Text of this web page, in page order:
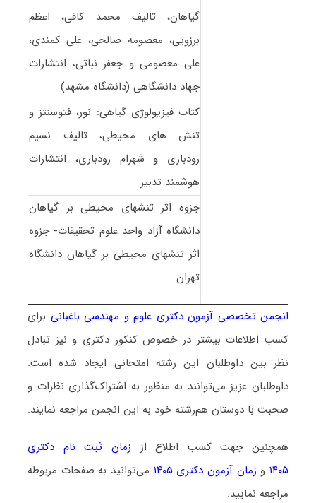
گیاهان، تالیف محمد کافی، اعظم
برزویی، معصومه صالحی، علی کمندی،
علی معصومی و جعفر نباتی، انتشارات
جهاد دانشگاهی (دانشگاه مشهد)
کتاب فیزیولوژی گیاهی: نور، فتوسنتز و
تنش های محیطی، تالیف نسیم
رودباری و شهرام رودباری، انتشارات
هوشمند تدبیر
جزوه اثر تنشهای محیطی بر گیاهان
دانشگاه آزاد واحد علوم تحقیقات- جزوه
اثر تنشهای محیطی بر گیاهان دانشگاه
تهران
انجمن تخصصی آزمون دکتری علوم و مهندسی باغبانی برای
کسب اطلاعات بیشتر در خصوص کنکور دکتری و نیز تبادل
نظر بین داوطلبان این رشته امتحانی ایجاد شده است.
داوطلبان عزیز می‌توانند به منظور به اشتراک‌گذاری نظرات و
صحبت با دوستان هم‌رشته خود به این انجمن مراجعه نمایند.
همچنین جهت کسب اطلاع از زمان ثبت نام دکتری
۱۴۰۵ و زمان آزمون دکتری ۱۴۰۵
می‌توانید به صفحات مربوطه
مراجعه نمایید.